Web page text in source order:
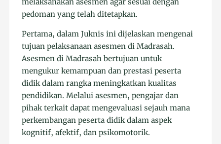
melaksanakan asesmen agar sesuai dengan
pedoman yang telah ditetapkan.
Pertama, dalam Juknis ini dijelaskan mengenai
tujuan pelaksanaan asesmen di Madrasah.
Asesmen di Madrasah bertujuan untuk
mengukur kemampuan dan prestasi peserta
didik dalam rangka meningkatkan kualitas
pendidikan. Melalui asesmen, pengajar dan
pihak terkait dapat mengevaluasi sejauh mana
perkembangan peserta didik dalam aspek
kognitif, afektif, dan psikomotorik.